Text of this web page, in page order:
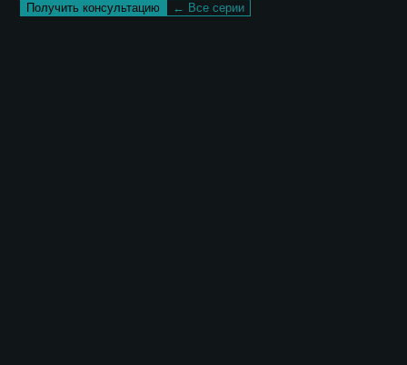
Получить консультацию ← Все серии